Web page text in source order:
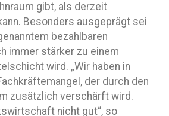
gibt, als derzeit
Besonders ausgeprägt sei
bezahlbaren
immer stärker zu einem
wird. „Wir haben in
der durch den
zusätzlich verschärft wird.
nicht gut“, so